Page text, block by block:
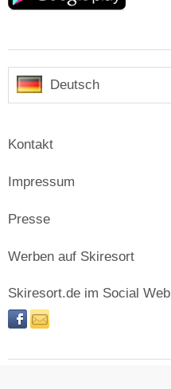
Deutsch
Kontakt
Impressum
Presse
Werben auf Skiresort
Skiresort.de im Social Web
facebooknewsletter